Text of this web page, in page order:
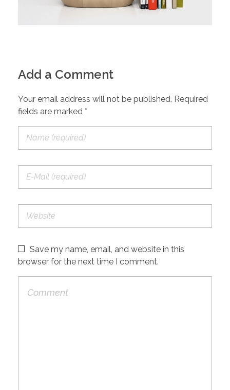
Add a Comment
Your email address will not be published. Required
fields are marked *
Save my name, email, and website in this
browser for the next time I comment.